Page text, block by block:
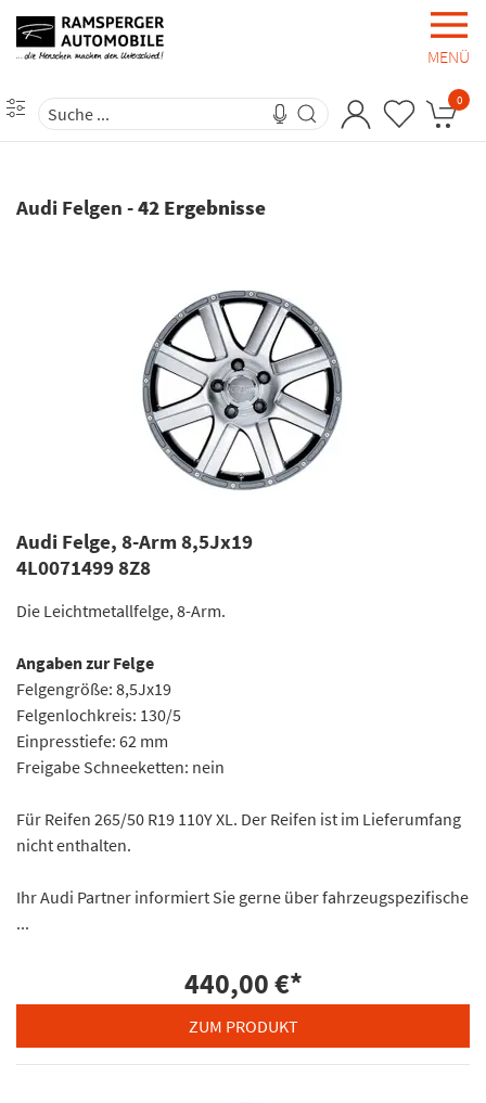
MENÜ
0
Audi Felgen -42 Ergebnisse
Audi Felge, 8-Arm 8,5Jx19
4L0071499 8Z8
Die Leichtmetallfelge, 8-Arm.
Angaben zur Felge
Felgengröße: 8,5Jx19
Felgenlochkreis: 130/5
Einpresstiefe: 62 mm
Freigabe Schneeketten: nein
Für Reifen 265/50 R19 110Y XL. Der Reifen ist im Lieferumfang
nicht enthalten.
Ihr Audi Partner informiert Sie gerne über fahrzeugspezifische
...
440,00 €*
ZUM PRODUKT